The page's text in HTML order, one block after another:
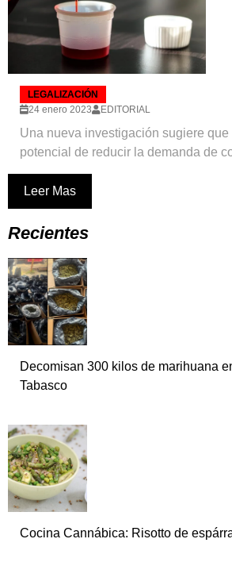
LEGALIZACIÓN
24 enero 2023
EDITORIAL
Una nueva investigación sugiere que
potencial de reducir la demanda de
Leer Mas
Recientes
Decomisan 300 kilos de marihuana
Tabasco
Cocina Cannábica: Risotto de